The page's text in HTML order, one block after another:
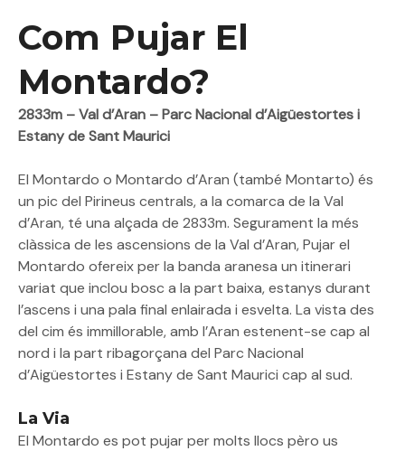
Com Pujar El
Montardo?
2833m – Val d’Aran – Parc Nacional d’Aigüestortes i
Estany de Sant Maurici
El Montardo o Montardo d’Aran (també Montarto) és
un pic del Pirineus centrals, a la comarca de la Val
d’Aran, té una alçada de 2833m. Segurament la més
clàssica de les ascensions de la Val d’Aran, Pujar el
Montardo ofereix per la banda aranesa un itinerari
variat que inclou bosc a la part baixa, estanys durant
l’ascens i una pala final enlairada i esvelta. La vista des
del cim és immillorable, amb l’Aran estenent-se cap al
nord i la part ribagorçana del Parc Nacional
d’Aigüestortes i Estany de Sant Maurici cap al sud.
La Via
El Montardo es pot pujar per molts llocs pèro us